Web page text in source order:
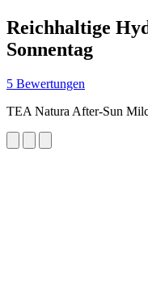
Reichhaltige
Sonnentag
5 Bewertungen
TEA Natura After-Sun